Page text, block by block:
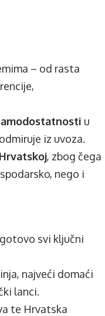
– od rasta
u
iz uvoza.
, zbog čega
nego i
svi ključni
najveći domaći
lanci.
te Hrvatska